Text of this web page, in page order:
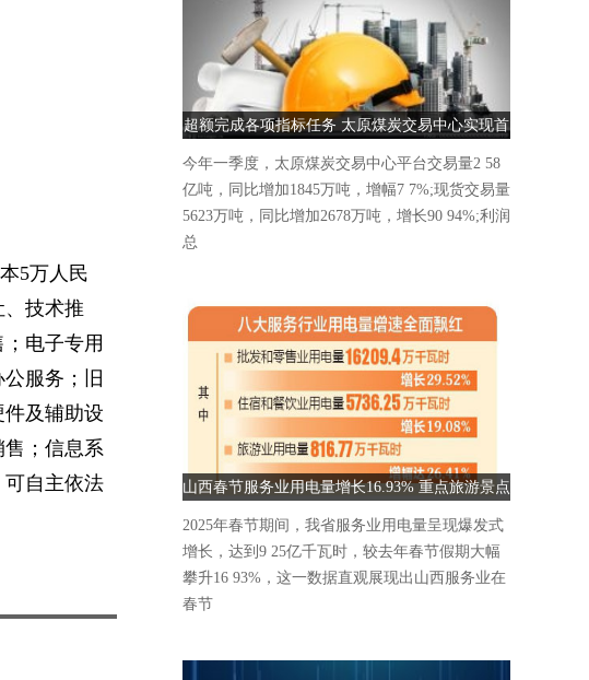
5万人民
技术推
电子专用
服务；旧
及辅助设
；信息系
自主依法
超额完成各项指标任务 太原煤炭交易中心实现首
季“开门红”
今年一季度，太原煤炭交易中心平台交易量2 58
亿吨，同比增加1845万吨，增幅7 7%;现货交易量
5623万吨，同比增加2678万吨，增长90 94%;利润
总
山西春节服务业用电量增长16.93% 重点旅游景点
人气爆棚
2025年春节期间，我省服务业用电量呈现爆发式
增长，达到9 25亿千瓦时，较去年春节假期大幅
攀升16 93%，这一数据直观展现出山西服务业在
春节